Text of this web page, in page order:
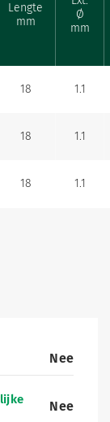
Lengte
mm
Ø
mm
18 1.1
18 1.1
18 1.1
Nee
Nee